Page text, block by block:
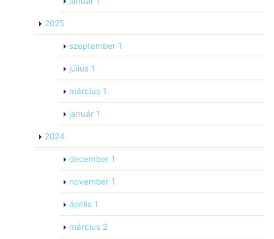
2025
szeptember 1
július 1
március 1
január 1
2024
december 1
november 1
április 1
március 2